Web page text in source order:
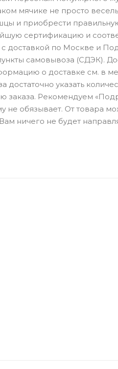
мячике не просто
и приобрести
сертификацию и
доставкой по Москве и
самовывоза (СДЭК).
о доставке см. в
достаточно указать
заказа. Рекомендуем
не обязывает. От товара
ничего не будет